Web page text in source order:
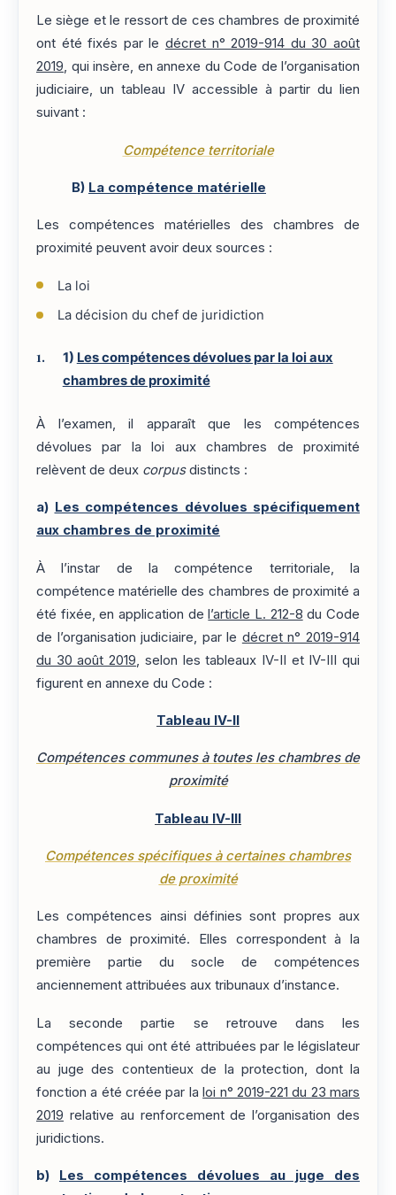
Le siège et le ressort de ces chambres de proximité
ont été fixés par le décret n° 2019-914 du 30 août
2019, qui insère, en annexe du Code de l’organisation
judiciaire, un tableau IV accessible à partir du lien
suivant :
Compétence territoriale
B) La compétence matérielle
Les compétences matérielles des chambres de
proximité peuvent avoir deux sources :
La loi
La décision du chef de juridiction
1) Les compétences dévolues par la loi aux
chambres de proximité
À l’examen, il apparaît que les compétences
dévolues par la loi aux chambres de proximité
relèvent de deux corpusdistincts :
a) Les compétences dévolues spécifiquement
aux chambres de proximité
À l’instar de la compétence territoriale, la
compétence matérielle des chambres de proximité a
été fixée, en application del’article L. 212-8 du Code
de l’organisation judiciaire, par le décret n° 2019-914
du 30 août 2019 , selon les tableaux IV-II et IV-III qui
figurent en annexe du Code :
Tableau IV-II
Compétences communes à toutes les chambres de
proximité
Tableau IV-III
Compétences spécifiques à certaines chambres
de proximité
Les compétences ainsi définies sont propres aux
chambres de proximité. Elles correspondent à la
première partie du socle de compétences
anciennement attribuées aux tribunaux d’instance.
La seconde partie se retrouve dans les
compétences qui ont été attribuées par le législateur
au juge des contentieux de la protection, dont la
fonction a été créée par laloi n° 2019-221 du 23 mars
2019 relative au renforcement de l’organisation des
juridictions.
b) Les compétences dévolues au juge des